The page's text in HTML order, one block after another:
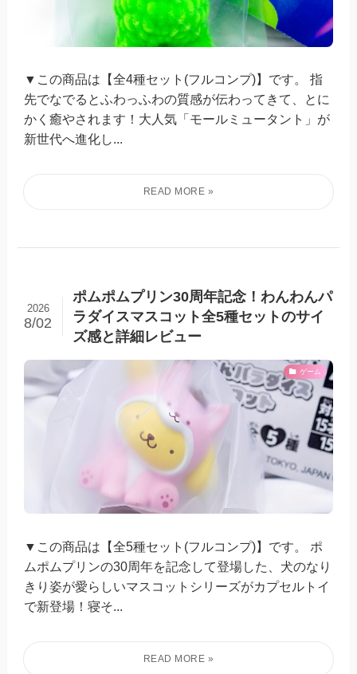
▼この商品は【全4種セット(フルコンプ)】です。 指
先でなでるとふわっふわの質感が伝わってきて、とに
かく癒やされます！大人気「モールミュータント」が
新世代へ進化し...
ポムポムプリン30周年記念！わんわんパ
ラダイスマスコット全5種セットのサイ
ズ感と詳細レビュー
2026
8/02
ゲーム
▼この商品は【全5種セット(フルコンプ)】です。 ポ
ムポムプリンの30周年を記念して登場した、犬のなり
きり姿が愛らしいマスコットシリーズがカプセルトイ
で新登場！寝そ...